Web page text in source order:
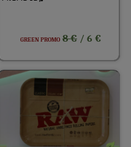
GREEN PROMO 8 €/ 6 €